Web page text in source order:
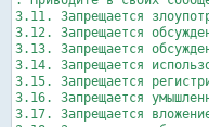
3.11. Запрещается
3.12. Запрещается
3.13. Запрещается
3.14. Запрещается
3.15. Запрещается
3.16. Запрещается
3.17. Запрещается